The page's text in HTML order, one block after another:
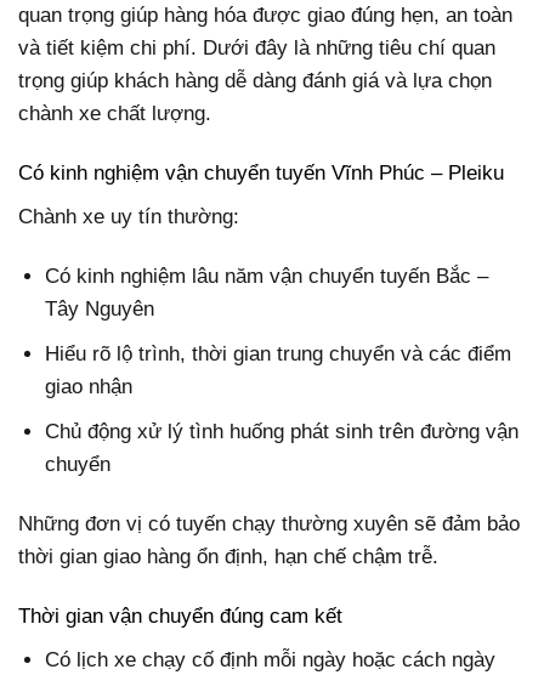
quan trọng giúp hàng hóa được giao đúng hẹn, an toàn
và tiết kiệm chi phí. Dưới đây là những tiêu chí quan
trọng giúp khách hàng dễ dàng đánh giá và lựa chọn
chành xe chất lượng.
Có kinh nghiệm vận chuyển tuyến Vĩnh Phúc – Pleiku
Chành xe uy tín thường:
Có kinh nghiệm lâu năm vận chuyển tuyến Bắc –
Tây Nguyên
Hiểu rõ lộ trình, thời gian trung chuyển và các điểm
giao nhận
Chủ động xử lý tình huống phát sinh trên đường vận
chuyển
Những đơn vị có tuyến chạy thường xuyên sẽ đảm bảo
thời gian giao hàng ổn định, hạn chế chậm trễ.
Thời gian vận chuyển đúng cam kết
Có lịch xe chạy cố định mỗi ngày hoặc cách ngày